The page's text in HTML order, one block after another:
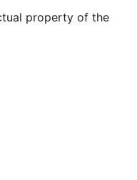
property of the